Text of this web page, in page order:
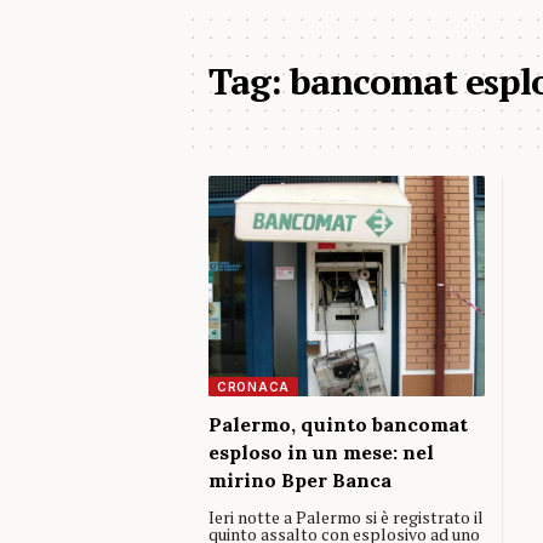
Tag:bancomat
CRONACA
Palermo, quinto bancomat
esploso in un mese: nel
mirino Bper Banca
Ieri notte a Palermo si è registrato il
quinto assalto con esplosivo ad uno